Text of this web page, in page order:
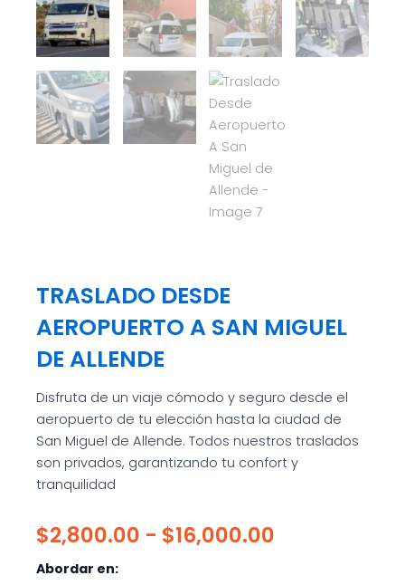
TRASLADO DESDE
AEROPUERTO A SAN MIGUEL
DE ALLENDE
Disfruta de un viaje cómodo y seguro desde el
aeropuerto de tu elección hasta la ciudad de
San Miguel de Allende. Todos nuestros traslados
son privados, garantizando tu confort y
tranquilidad
$2,800.00 - $16,000.00
Abordar en:
Traslado